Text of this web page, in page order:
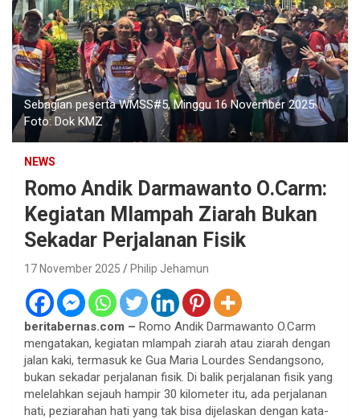
Sebagian peserta WMSS#5, Minggu 16 November 2025.
Foto: Dok KMZ
NEWS
Romo Andik Darmawanto O.Carm:
Kegiatan Mlampah Ziarah Bukan
Sekadar Perjalanan Fisik
17 November 2025 Philip Jehamun
beritabernas.com – Romo Andik Darmawanto O.Carm
mengatakan, kegiatan mlampah ziarah atau ziarah dengan
jalan kaki, termasuk ke Gua Maria Lourdes Sendangsono,
bukan sekadar perjalanan fisik. Di balik perjalanan fisik yang
melelahkan sejauh hampir 30 kilometer itu, ada perjalanan
hati, peziarahan hati yang tak bisa dijelaskan dengan kata-